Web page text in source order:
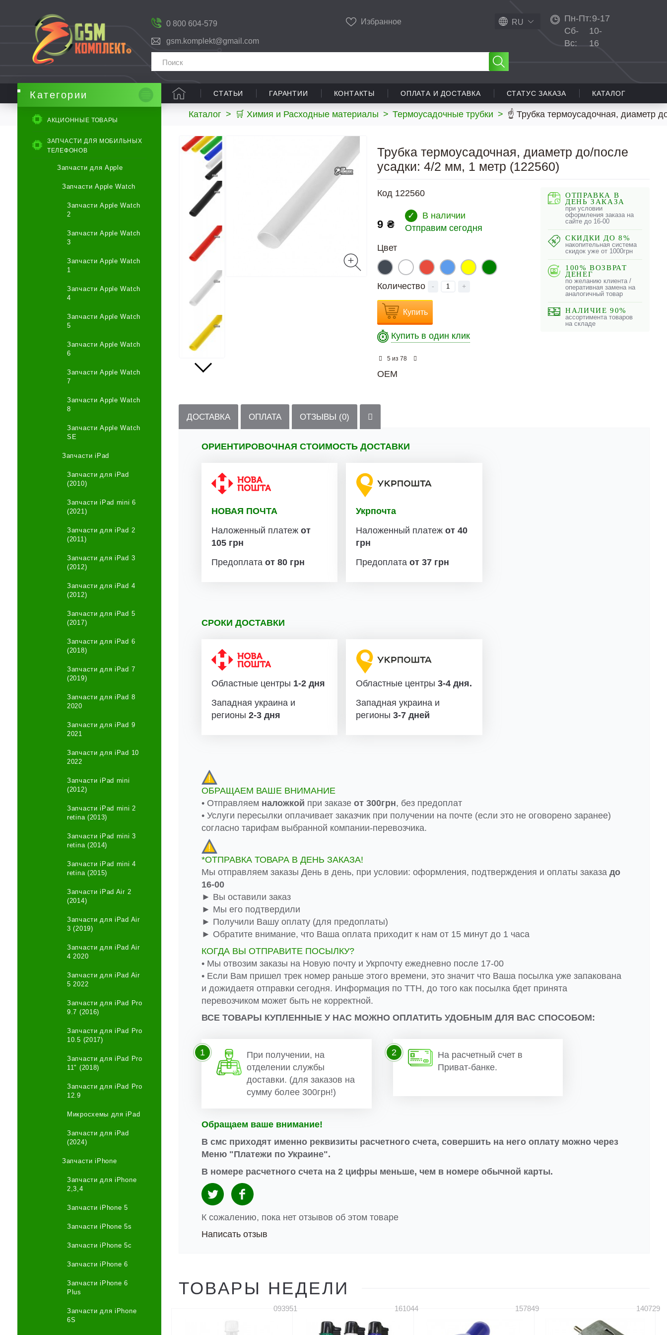
0 800 604-579
gsm.komplekt@gmail.com
Избранное RU Пн-Пт:9-17
Сб-
Вс:
10-
16
СТАТЬИ ГАРАНТИИ КОНТАКТЫ ОПЛАТА И ДОСТАВКА СТАТУС ЗАКАЗА КАТАЛОГ
Каталог > 🛒 Химия и Расходные материалы > Термоусадочные трубки > ☝ Трубка термоусадочная, диаметр
Категории
АКЦИОННЫЕ ТОВАРЫ
ЗАПЧАСТИ ДЛЯ МОБИЛЬНЫХ
ТЕЛЕФОНОВ
Запчасти для Apple
Запчасти Apple Watch
Запчасти Apple Watch
2
Запчасти Apple Watch
3
Запчасти Apple Watch
1
Запчасти Apple Watch
4
Запчасти Apple Watch
5
Запчасти Apple Watch
6
Запчасти Apple Watch
7
Запчасти Apple Watch
8
Запчасти Apple Watch
SE
Запчасти iPad
Запчасти для iPad
(2010)
Запчасти iPad mini 6
(2021)
Запчасти для iPad 2
(2011)
Запчасти для iPad 3
(2012)
Запчасти для iPad 4
(2012)
Запчасти для iPad 5
(2017)
Запчасти для iPad 6
(2018)
Запчасти для iPad 7
(2019)
Запчасти для iPad 8
2020
Запчасти для iPad 9
2021
Запчасти для iPad 10
2022
Запчасти iPad mini
(2012)
Запчасти iPad mini 2
retina (2013)
Запчасти iPad mini 3
retina (2014)
Запчасти iPad mini 4
retina (2015)
Запчасти iPad Air 2
(2014)
Запчасти для iPad Air
3 (2019)
Запчасти для iPad Air
4 2020
Запчасти для iPad Air
5 2022
Запчасти для iPad Pro
9.7 (2016)
Запчасти для iPad Pro
10.5 (2017)
Запчасти для iPad Pro
11" (2018)
Запчасти для iPad Pro
12.9
Микросхемы для iPad
Запчасти для iPad
(2024)
Запчасти iPhone
Запчасти для iPhone
2,3,4
Запчасти iPhone 5
Запчасти iPhone 5s
Запчасти iPhone 5c
Запчасти iPhone 6
Запчасти iPhone 6
Plus
Запчасти для iPhone
6S
Трубка термоусадочная, диаметр до/после
усадки: 4/2 мм, 1 метр (122560)
Код 122560
9 ₴
✓
В наличии
Отправим сегодня
Цвет
Количество - +
Купить
Купить в один клик
5из 78
OEM
ОТПРАВКА В
ДЕНЬ ЗАКАЗА
при условии
оформления заказа на
сайте до 16-00
СКИДКИ ДО 8%
накопительная система
скидок уже от 1000грн
100% ВОЗВРАТ
ДЕНЕГ
по желанию клиента /
оперативная замена на
аналогичный товар
НАЛИЧИЕ 90%
ассортимента товаров
на складе
ДОСТАВКА ОПЛАТА ОТЗЫВЫ (0)
ОРИЕНТИРОВОЧНАЯ СТОИМОСТЬ ДОСТАВКИ
НОВАЯ ПОЧТА
Наложенный платеж от
105 грн
Предоплата от 80 грн
Укрпочта
Наложенный платежот 40
грн
Предоплатаот 37 грн
СРОКИ ДОСТАВКИ
Областные центры 1-2 дня
Западная украина и
регионы 2-3 дня
Областные центры 3-4 дня.
Западная украина и
регионы 3-7 дней
ОБРАЩАЕМ ВАШЕ ВНИМАНИЕ
• Отправляем наложкой при заказе от 300грн, без предоплат
• Услуги пересылки оплачивает заказчик при получении на почте (если это не оговорено заранее)
согласно тарифам выбранной компании-перевозчика.
*ОТПРАВКА ТОВАРА В ДЕНЬ ЗАКАЗА!
Мы отправляем заказы День в день, при условии: оформления, подтверждения и оплаты заказа до
16-00
► Вы оставили заказ
► Мы его подтвердили
► Получили Вашу оплату (для предоплаты)
► Обратите внимание, что Ваша оплата приходит к нам от 15 минут до 1 часа
КОГДА ВЫ ОТПРАВИТЕ ПОСЫЛКУ?
• Мы отвозим заказы на Новую почту и Укрпочту ежедневно после 17-00
• Если Вам пришел трек номер раньше этого времени, это значит что Ваша посылка уже запакована
и дожидаетя отправки сегодня. Информация по ТТН, до того как посылка бдет принята
перевозчиком может быть не корректной.
ВСЕ ТОВАРЫ КУПЛЕННЫЕ У НАС МОЖНО ОПЛАТИТЬ УДОБНЫМ ДЛЯ ВАС СПОСОБОМ:
При получении, на
отделении службы
доставки. (для заказов на
сумму более 300грн!)
1
На расчетный счет в
Приват-банке.
2
Обращаем ваше внимание!
В смс приходят именно реквизиты расчетного счета, совершить на него оплату можно через
Меню "Платежи по Украине".
В номере расчетного счета на 2 цифры меньше, чем в номере обычной карты.
К сожалению, пока нет отзывов об этом товаре
Написать отзыв
ТОВАРЫ НЕДЕЛИ
093951 161044 157849 140729